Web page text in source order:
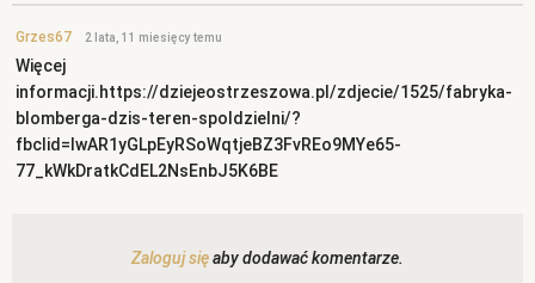
Grzes67 2 lata, 11 miesięcy temu
Więcej
informacji.https://dziejeostrzeszowa.pl/zdjecie/1525/fabryka-
blomberga-dzis-teren-spoldzielni/?
fbclid=IwAR1yGLpEyRSoWqtjeBZ3FvREo9MYe65-
77_kWkDratkCdEL2NsEnbJ5K6BE
Zaloguj sięaby dodawać komentarze.